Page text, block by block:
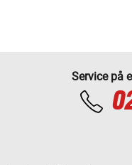
Service på